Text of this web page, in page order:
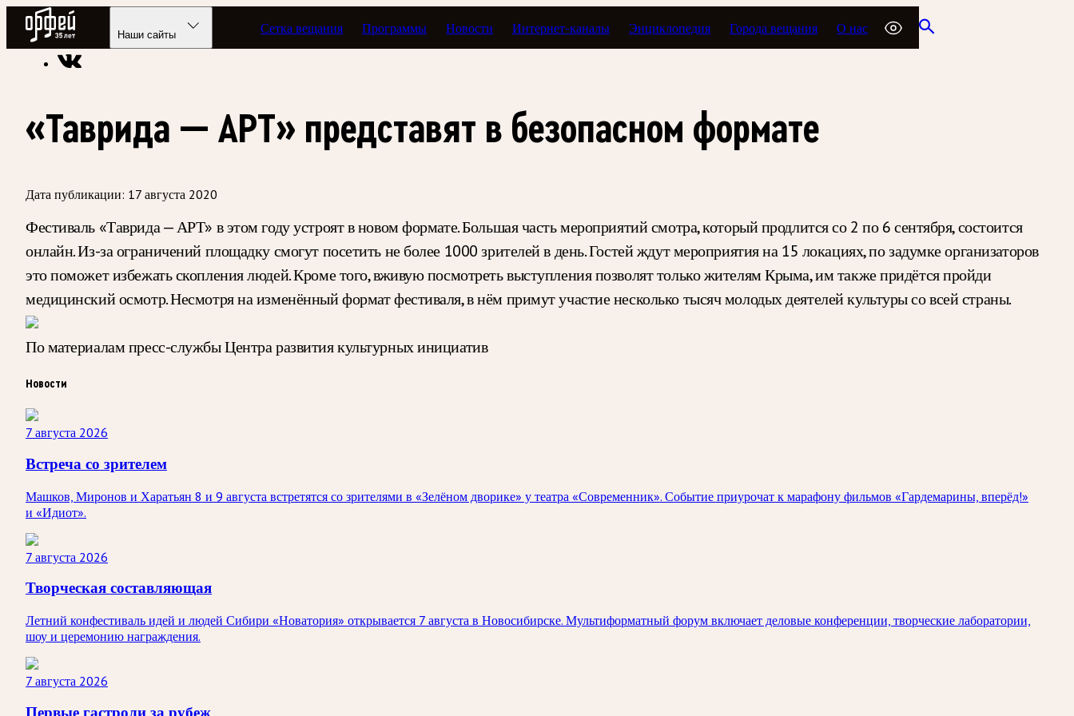
Радио Орфей
Наши сайты Сетка вещания Программы Новости Интернет-каналы Энциклопедия Города вещания О нас
Радио классической музыки «Орфей» Новости
«Таврида — АРТ» представят в безопасном формате
Дата публикации: 17 августа 2020
Фестиваль «Таврида — АРТ» в этом году устроят в новом формате. Большая часть мероприятий смотра, который продлится со 2 по 6 сентября, состоится
онлайн. Из-за ограничений площадку смогут посетить не более 1000 зрителей в день. Гостей ждут мероприятия на 15 локациях, по задумке организаторов
это поможет избежать скопления людей. Кроме того, вживую посмотреть выступления позволят только жителям Крыма, им также придётся пройди
медицинский осмотр. Несмотря на изменённый формат фестиваля, в нём примут участие несколько тысяч молодых деятелей культуры со всей страны.
По материалам пресс-службы Центра развития культурных инициатив
Новости
7 августа 2026
Встреча со зрителем
Машков, Миронов и Харатьян 8 и 9 августа встретятся со зрителями в «Зелёном дворике» у театра «Современник». Событие приурочат к марафону фильмов «Гардемарины, вперёд!»
и «Идиот».
7 августа 2026
Творческая составляющая
Летний конфестиваль идей и людей Сибири «Новатория» открывается 7 августа в Новосибирске. Мультиформатный форум включает деловые конференции, творческие лаборатории,
шоу и церемонию награждения.
7 августа 2026
Первые гастроли за рубеж